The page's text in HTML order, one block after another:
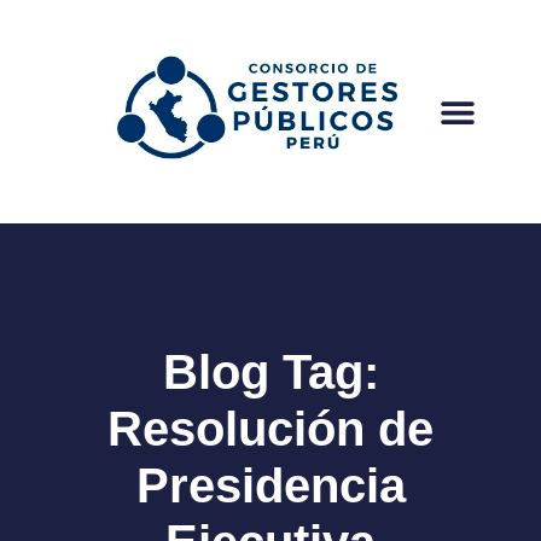
Blog Tag:
Resolución de
Presidencia